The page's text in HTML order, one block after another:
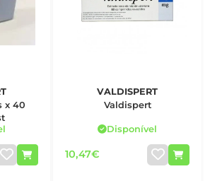
x 40
VALDISPERT
Valdispert
Disponível
10,47€